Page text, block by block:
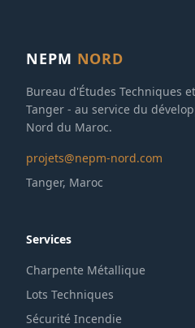
NEPM NORD
Bureau d'Études Techniques
Tanger - au service du
Nord du Maroc.
projets@nepm-nord.com
Tanger, Maroc
Services
Charpente Métallique
Lots Techniques
Sécurité Incendie